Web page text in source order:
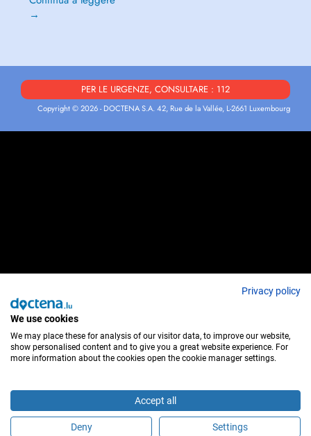
→
PER LE URGENZE, CONSULTARE : 112
Copyright © 2026 - DOCTENA S.A. 42, Rue de la Vallée, L-2661 Luxembourg
Privacy policy
We use cookies
We may place these for analysis of our visitor data, to improve our website,
show personalised content and to give you a great website experience. For
more information about the cookies open the cookie manager settings.
Accept all
Deny Settings